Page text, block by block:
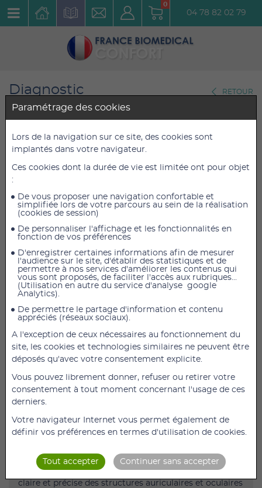
0
04 78 82 02 79
Diagnostic
Ophtalmoscopes
RETOUR
Ophtalmoscope DEVASCOPE
LED
Réf. : DEVOPHT
168,00 € TTC
140,00 €HT
168,00 € TTC
AJOUTER AU PANIER
Ophtalmoscope DEVASCOPE LED
Ophtalmoscope LED DEVASCOPE Professionnel
– Fibre Optique, 7000 Lux, Têtes Interchangeables,
Manche Ergonomique, 7 Spéculums Auriculaires,
Trousse Médicale – Diagnostic ORL & Ophtalmologie
– Instrument de diagnostic médical avec têtes
interchangeables permettant l’examen de l’oreille et
médecins, ORL, ophtalmologistes et professionnels de
santé.
ÉCLAIRAGE LED PUISSANT 7000 LUX
– Lumière LED haute intensité offrant une visualisation
claire et précise des structures auriculaires et oculaires
Paramétrage des cookies
Lors de la navigation sur ce site, des cookies sont
implantés dans votre navigateur.
Ces cookies dont la durée de vie est limitée ont pour objet
:
De vous proposer une navigation confortable et
simplifiée lors de votre parcours au sein de la réalisation
(cookies de session)
De personnaliser l'affichage et les fonctionnalités en
fonction de vos préférences
D'enregistrer certaines informations afin de mesurer
l'audience sur le site, d'établir des statistiques et de
permettre à nos services d'améliorer les contenus qui
vous sont proposés, de faciliter l'accès aux rubriques...
(Utilisation en autre du service d'analyse google
Analytics).
De permettre le partage d'information et contenu
appréciés (réseaux sociaux).
A l'exception de ceux nécessaires au fonctionnement du
site, les cookies et technologies similaires ne peuvent être
déposés qu'avec votre consentement explicite.
Vous pouvez librement donner, refuser ou retirer votre
consentement à tout moment concernant l'usage de ces
derniers.
Votre navigateur Internet vous permet également de
définir vos préférences en termes d'utilisation de cookies.
Tout accepter Continuer sans accepter